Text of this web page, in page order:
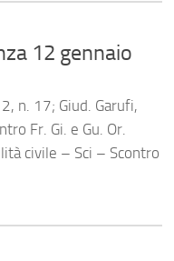
12 gennaio
n. 17; Giud. Garufi,
Fr. Gi. e Gu. Or.
civile – Sci – Scontro